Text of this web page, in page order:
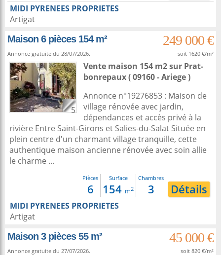
MIDI PYRENEES PROPRIETES
Artigat
Maison 6 pièces 154 m²
249 000 €
Annonce gratuite du 28/07/2026. soit 1620 €/m²
5
Vente maison 154 m2sur Prat-
bonrepaux( 09160 - Ariege )
Annonce n°19276853 : Maison de
village rénovée avec jardin,
dépendances et accès privé à la
rivière Entre Saint-Girons et Salies-du-Salat Située en
plein centre d'un charmant village tranquille, cette
authentique maison ancienne rénovée avec soin allie
le charme ...
Pièces
6
Surface
154 m2
Chambres
3 Détails
MIDI PYRENEES PROPRIETES
Artigat
Maison 3 pièces 55 m²
45 000 €
Annonce gratuite du 27/07/2026. soit 820 €/m²